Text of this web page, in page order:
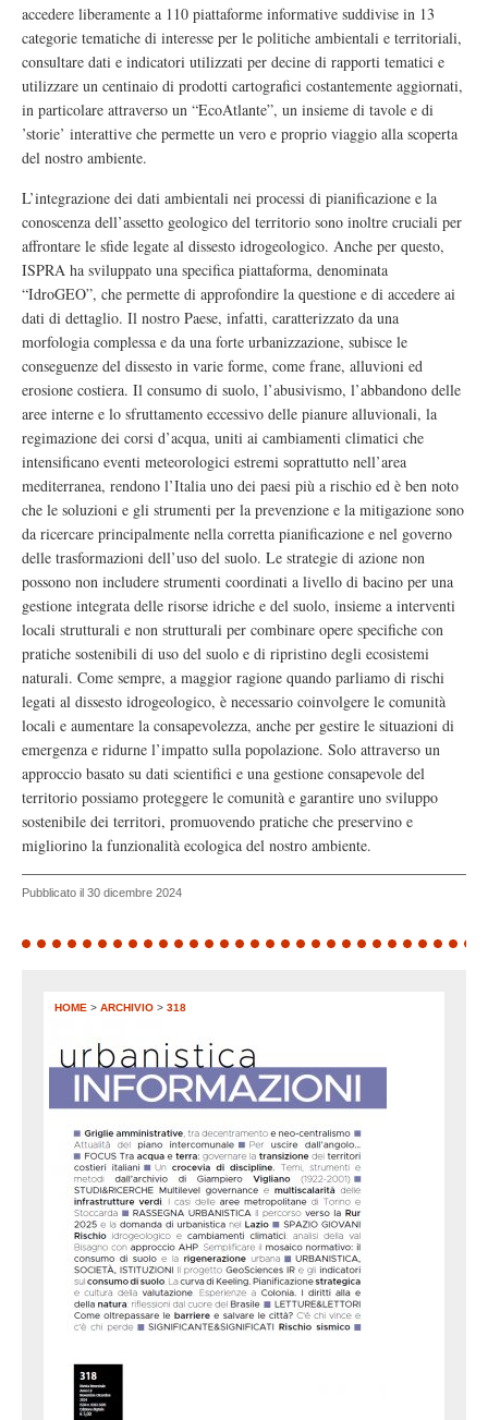
accedere liberamente a 110 piattaforme informative suddivise in 13
categorie tematiche di interesse per le politiche ambientali e territoriali,
consultare dati e indicatori utilizzati per decine di rapporti tematici e
utilizzare un centinaio di prodotti cartografici costantemente aggiornati,
in particolare attraverso un “EcoAtlante”, un insieme di tavole e di
’storie’ interattive che permette un vero e proprio viaggio alla scoperta
del nostro ambiente.
L’integrazione dei dati ambientali nei processi di pianificazione e la
conoscenza dell’assetto geologico del territorio sono inoltre cruciali per
affrontare le sfide legate al dissesto idrogeologico. Anche per questo,
ISPRA ha sviluppato una specifica piattaforma, denominata
“IdroGEO”, che permette di approfondire la questione e di accedere ai
dati di dettaglio. Il nostro Paese, infatti, caratterizzato da una
morfologia complessa e da una forte urbanizzazione, subisce le
conseguenze del dissesto in varie forme, come frane, alluvioni ed
erosione costiera. Il consumo di suolo, l’abusivismo, l’abbandono delle
aree interne e lo sfruttamento eccessivo delle pianure alluvionali, la
regimazione dei corsi d’acqua, uniti ai cambiamenti climatici che
intensificano eventi meteorologici estremi soprattutto nell’area
mediterranea, rendono l’Italia uno dei paesi più a rischio ed è ben noto
che le soluzioni e gli strumenti per la prevenzione e la mitigazione sono
da ricercare principalmente nella corretta pianificazione e nel governo
delle trasformazioni dell’uso del suolo. Le strategie di azione non
possono non includere strumenti coordinati a livello di bacino per una
gestione integrata delle risorse idriche e del suolo, insieme a interventi
locali strutturali e non strutturali per combinare opere specifiche con
pratiche sostenibili di uso del suolo e di ripristino degli ecosistemi
naturali. Come sempre, a maggior ragione quando parliamo di rischi
legati al dissesto idrogeologico, è necessario coinvolgere le comunità
locali e aumentare la consapevolezza, anche per gestire le situazioni di
emergenza e ridurne l’impatto sulla popolazione. Solo attraverso un
approccio basato su dati scientifici e una gestione consapevole del
territorio possiamo proteggere le comunità e garantire uno sviluppo
sostenibile dei territori, promuovendo pratiche che preservino e
migliorino la funzionalità ecologica del nostro ambiente.
Pubblicato il 30 dicembre 2024
HOME > ARCHIVIO > 318